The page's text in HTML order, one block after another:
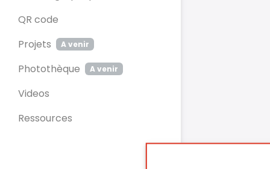
QR code
Projets
A venir
Photothèque A venir
Videos
Ressources